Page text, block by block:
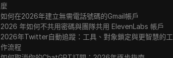
麼
如何在2026年建立無需電話號碼的Gmail帳戶
2026 年如何不共用密碼與團隊共用 ElevenLabs 帳戶
2026年Twitter自動追蹤：工具、對象鎖定與更智慧的工
作流程